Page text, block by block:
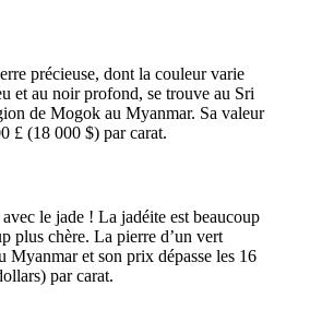
précieuse, dont la couleur varie
et au noir profond, se trouve au Sri
de Mogok au Myanmar. Sa valeur
£ (18 000 $) par carat.
le jade ! La jadéite est beaucoup
plus chère. La pierre d’un vert
Myanmar et son prix dépasse les 16
par carat.